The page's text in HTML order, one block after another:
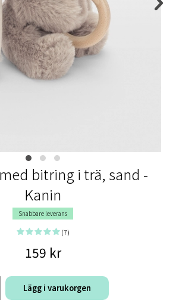
bitring i trä, sand -
Kanin
Snabbare leverans
(7)
159 kr
Lägg i varukorgen